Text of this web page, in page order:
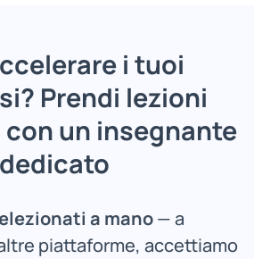
i tuoi
Prendi lezioni
un insegnante
dedicato
a mano— a
piattaforme, accettiamo